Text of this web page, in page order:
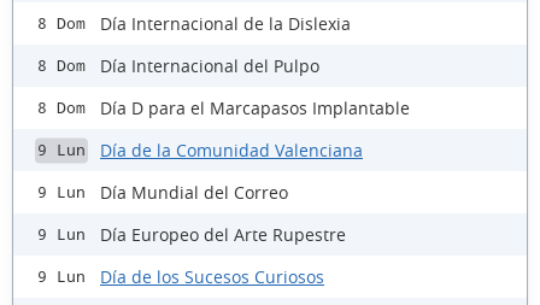
8 Dom Día Internacional de la Dislexia
8 Dom Día Internacional del Pulpo
8 Dom Día D para el Marcapasos Implantable
9 Lun Día de la Comunidad Valenciana
9 Lun Día Mundial del Correo
9 Lun Día Europeo del Arte Rupestre
9 Lun Día de los Sucesos Curiosos